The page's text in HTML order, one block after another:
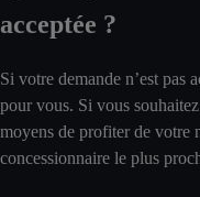
acceptée ?
Si votre demande n’est pas
pour vous. Si vous
moyens de profiter de
concessionnaire le plus